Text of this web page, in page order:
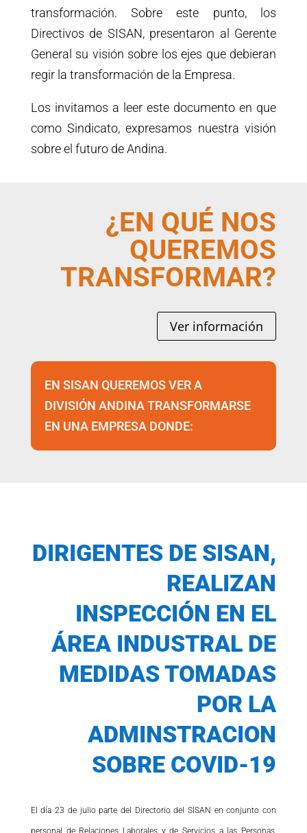
transformación. Sobre este punto, los
Directivos de SISAN, presentaron al Gerente
General su visión sobre los ejes que debieran
regir la transformación de la Empresa.
Los invitamos a leer este documento en que
como Sindicato, expresamos nuestra visión
sobre el futuro de Andina.
¿EN QUÉ NOS
QUEREMOS
TRANSFORMAR?
Ver información
EN SISAN QUEREMOS VER A
DIVISIÓN ANDINA TRANSFORMARSE
EN UNA EMPRESA DONDE:
DIRIGENTES DE SISAN,
REALIZAN
INSPECCIÓN EN EL
ÁREA INDUSTRAL DE
MEDIDAS TOMADAS
POR LA
ADMINSTRACION
SOBRE COVID-19
El día 23 de julio parte del Directorio del SISAN en conjunto con